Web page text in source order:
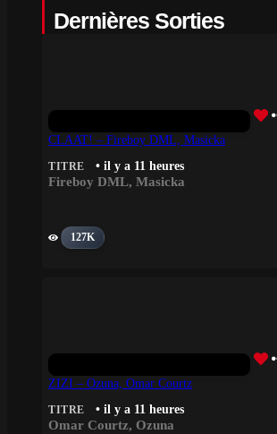
Dernières Sorties
CLAAT! – Fireboy DML, Masicka
TITRE • il y a 11 heures
Fireboy DML, Masicka
127K
ZIZI – Ozuna, Omar Courtz
TITRE • il y a 11 heures
Omar Courtz, Ozuna